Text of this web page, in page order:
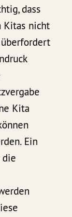
dass
Kitas nicht
Kita
Ein